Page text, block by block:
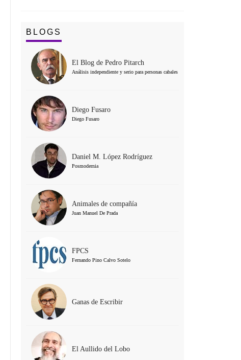
BLOGS
El Blog de Pedro Pitarch
Análisis independiente y serio para personas cabales
Diego Fusaro
Diego Fusaro
Daniel M. López Rodríguez
Posmodernia
Animales de compañía
Juan Manuel De Prada
FPCS
Fernando Pino Calvo Sotelo
Ganas de Escribir
El Aullido del Lobo